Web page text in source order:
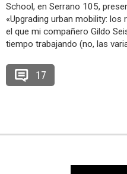
School, en Serrano 105,
«Upgrading urban mobility: los
el que mi compañero Gildo
tiempo trabajando (no, las
17